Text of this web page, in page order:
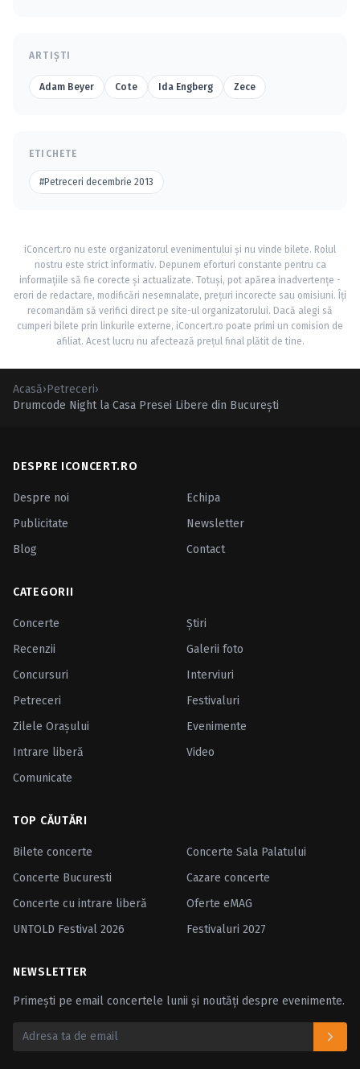
ARTIȘTI
Adam Beyer Cote Ida Engberg Zece
ETICHETE
#Petreceri decembrie 2013
iConcert.ro nu este organizatorul evenimentului și nu vinde bilete. Rolul
nostru este strict informativ. Depunem eforturi constante pentru ca
informațiile să fie corecte și actualizate. Totuși, pot apărea inadvertențe -
erori de redactare, modificări nesemnalate, prețuri incorecte sau omisiuni. Îți
recomandăm să verifici direct pe site-ul organizatorului. Dacă alegi să
cumperi bilete prin linkurile externe, iConcert.ro poate primi un comision de
afiliat. Acest lucru nu afectează prețul final plătit de tine.
Acasă›Petreceri›
Drumcode Night la Casa Presei Libere din Bucureşti
DESPRE ICONCERT.RO
Despre noi
Echipa
Publicitate
Newsletter
Blog
Contact
CATEGORII
Concerte
Ştiri
Recenzii
Galerii foto
Concursuri
Interviuri
Petreceri
Festivaluri
Zilele Oraşului
Evenimente
Intrare liberă
Video
Comunicate
TOP CĂUTĂRI
Bilete concerte
Concerte Sala Palatului
Concerte Bucuresti
Cazare concerte
Concerte cu intrare liberă
Oferte eMAG
UNTOLD Festival 2026
Festivaluri 2027
NEWSLETTER
Primești pe email concertele lunii și noutăți despre evenimente.